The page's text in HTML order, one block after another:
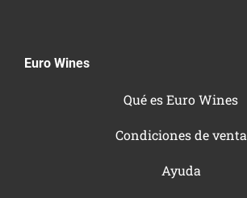
Euro Wines
Qué es Euro Wines
Condiciones de venta
Ayuda